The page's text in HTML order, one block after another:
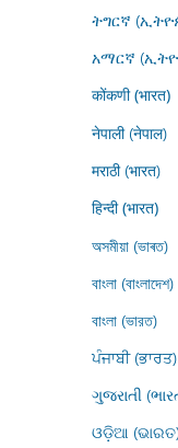
ትግርኛ
አማርኛ
कोंकणी (भारत)
नेपाली (नेपाल)
मराठी (भारत)
हिन्दी (भारत)
অসমীয়া (ভাৰত)
বাংলা (বাংলাদেশ)
বাংলা (ভারত)
ਪੰਜਾਬੀ (ਭਾਰਤ)
ગુજરાતી
ଓଡ଼ିଆ